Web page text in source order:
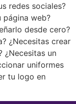
redes sociales?
página web?
desde cero?
¿Necesitas crear
¿Necesitas un
uniformes
tu logo en